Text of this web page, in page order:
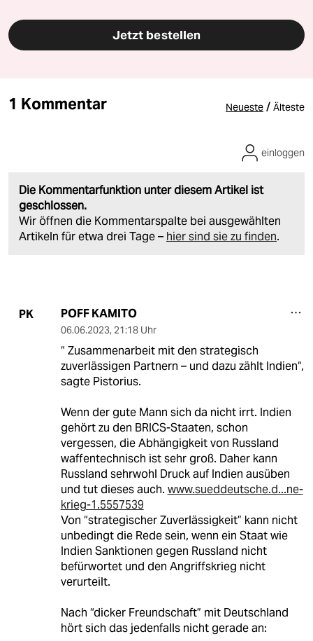
Jetzt bestellen
1 Kommentar Neueste / Älteste
Die Kommentarfunktion unter diesem Artikel ist
geschlossen.
Wir öffnen die Kommentarspalte bei ausgewählten
Artikeln für etwa drei Tage – hier sind sie zu finden.
einloggen
PK POFF KAMITO
06.06.2023, 21:18 Uhr
“ Zusammenarbeit mit den strategisch
zuverlässigen Partnern – und dazu zählt Indien“,
sagte Pistorius.
Wenn der gute Mann sich da nicht irrt. Indien
gehört zu den BRICS-Staaten, schon
vergessen, die Abhängigkeit von Russland
waffentechnisch ist sehr groß. Daher kann
Russland sehrwohl Druck auf Indien ausüben
und tut dieses auch. www.sueddeutsche.d...ne-
krieg-1.5557539
Von “strategischer Zuverlässigkeit” kann nicht
unbedingt die Rede sein, wenn ein Staat wie
Indien Sanktionen gegen Russland nicht
befürwortet und den Angriffskrieg nicht
verurteilt.
Nach “dicker Freundschaft” mit Deutschland
hört sich das jedenfalls nicht gerade an: